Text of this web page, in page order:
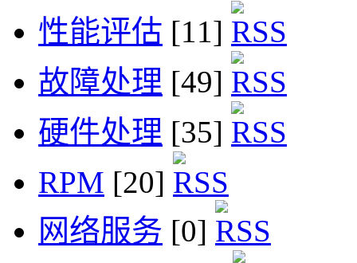
性能评估 [11]
故障处理 [49]
硬件处理 [35]
RPM [20]
网络服务 [0]